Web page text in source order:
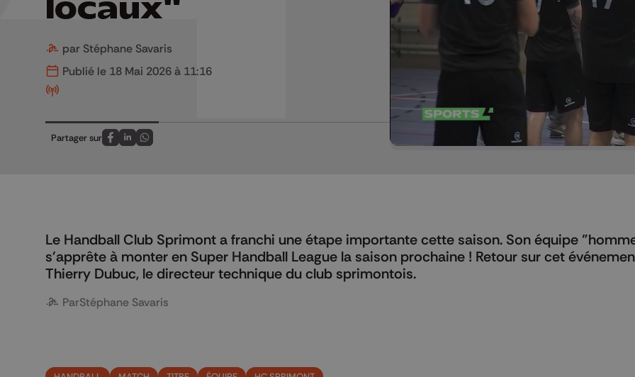
locaux"
par Stéphane Savaris
Publié le 18 Mai 2026 à 11:16
Partager sur
Partagez sur FaceBook
Partagez sur LinkedIn
Partagez sur Whatsapp
Le Handball Club Sprimont a franchi une étape importante cette saison. Son équipe
s'apprête à monter en Super Handball League la saison prochaine ! Retour sur cet
Thierry Dubuc, le directeur technique du club sprimontois.
ParStéphane Savaris